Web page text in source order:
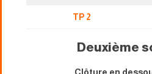
TP 2
Deuxième
Clôture en